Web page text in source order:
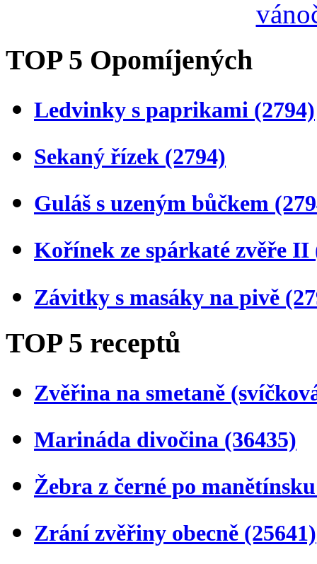
TOP 5 Opomíjených
Ledvinky s paprikami (2794)
Sekaný řízek (2794)
Guláš s uzeným bůčkem
Kořínek ze spárkaté zvěře II
Závitky s masáky na pivě
TOP 5 receptů
Zvěřina na smetaně
Marináda divočina (36435)
Žebra z černé po
Zrání zvěřiny obecně (25641)